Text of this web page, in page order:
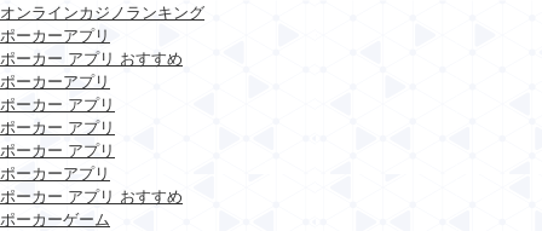
オンラインカジノランキング
ポーカーアプリ
ポーカー アプリ おすすめ
ポーカーアプリ
ポーカー アプリ
ポーカー アプリ
ポーカー アプリ
ポーカーアプリ
ポーカー アプリ おすすめ
ポーカーゲーム